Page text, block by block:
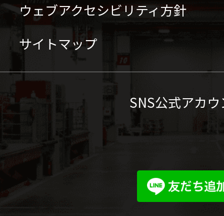
ウェブアクセシビリティ方針
サイトマップ
SNS公式アカ